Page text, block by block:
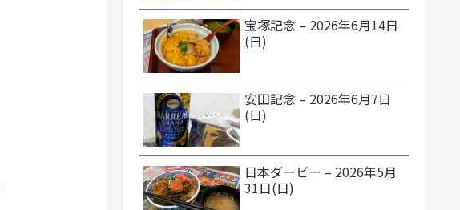
宝塚記念 – 2026年6月14日
(日)
安田記念 – 2026年6月7日
(日)
日本ダービー – 2026年5月
31日(日)